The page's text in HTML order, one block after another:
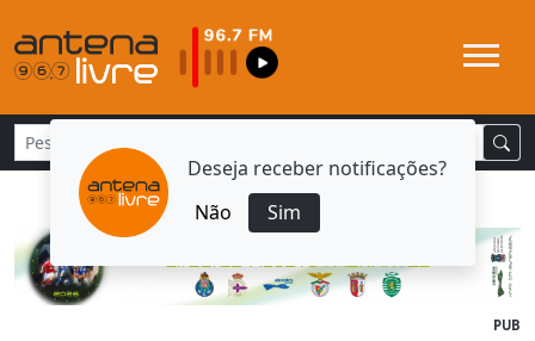
Deseja receber notificações?
Não
Sim
PUB